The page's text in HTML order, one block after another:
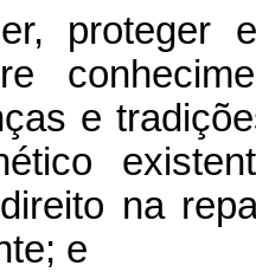
proteger
e
na
e